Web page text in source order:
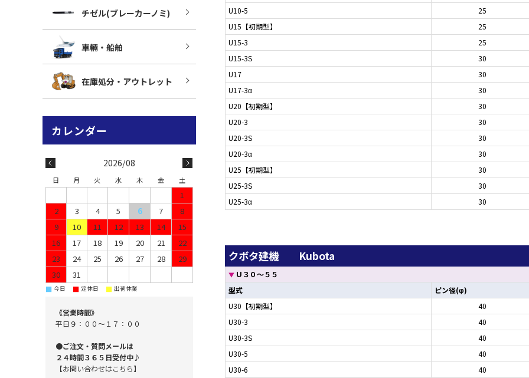
U10-5
25
U15【初期型】
25
U15-3
25
U15-3S
30
U17
30
U17-3α
30
U20【初期型】
30
U20-3
30
U20-3S
30
U20-3α
30
U25【初期型】
30
U25-3S
30
U25-3α
30
クボタ建機 Kubota
▼ Ｕ３０～５５
型式
ピン径(φ)
U30【初期型】
40
U30-3
40
U30-3S
40
U30-5
40
U30-6
40
チゼル(ブレーカーノミ)
車輛・船舶
在庫処分・アウトレット
2026/08
日 月 火 水 木 金 土
1
2
3 4 5 6 7
8
9
10 11 12 13 14
15
16
17 18 19 20 21
22
23
24 25 26 27 28
29
30
31
■ 今日 ■ 定休日 ■ 出荷休業
《営業時間》
平日９：００～１７：００
●ご注文・質問メールは
２４時間３６５日受付中♪
【お問い合わせはこちら】